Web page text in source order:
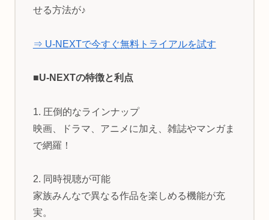
せる方法が♪
⇒ U-NEXTで今すぐ無料トライアルを試す
■U-NEXTの特徴と利点
1. 圧倒的なラインナップ
映画、ドラマ、アニメに加え、雑誌やマンガま
で網羅！
2. 同時視聴が可能
家族みんなで異なる作品を楽しめる機能が充
実。